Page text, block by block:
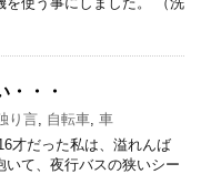
・・・
り言 自転車 車
才だった私は、溢れんば
て、夜行バスの狭いシー